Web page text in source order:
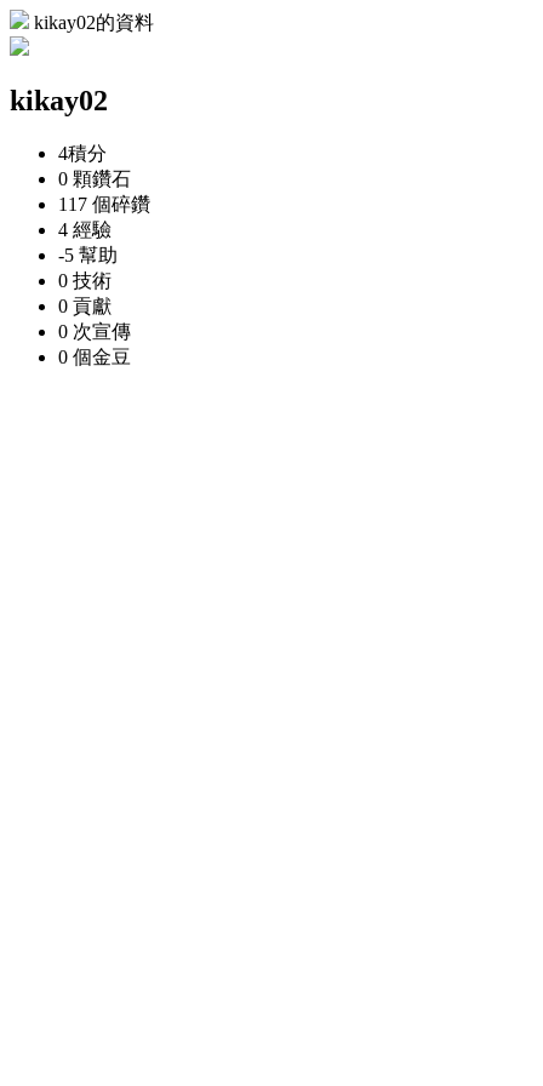
kikay02的資料
kikay02
4積分
0 顆鑽石
117 個碎鑽
4 經驗
-5 幫助
0 技術
0 貢獻
0 次宣傳
0 個金豆